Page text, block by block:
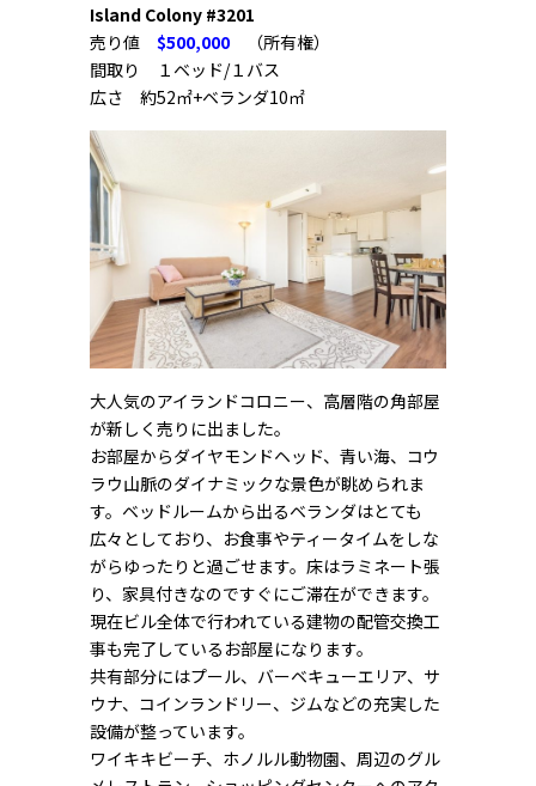
Island Colony #3201
売り値 $500,000 （所有権）
間取り １ベッド/１バス
広さ 約52㎡+ベランダ10㎡
大人気のアイランドコロニー、高層階の角部屋
が新しく売りに出ました。
お部屋からダイヤモンドヘッド、青い海、コウ
ラウ山脈のダイナミックな景色が眺められま
す。ベッドルームから出るベランダはとても
広々としており、お食事やティータイムをしな
がらゆったりと過ごせます。床はラミネート張
り、家具付きなのですぐにご滞在ができます。
現在ビル全体で行われている建物の配管交換工
事も完了しているお部屋になります。
共有部分にはプール、バーベキューエリア、サ
ウナ、コインランドリー、ジムなどの充実した
設備が整っています。
ワイキキビーチ、ホノルル動物園、周辺のグル